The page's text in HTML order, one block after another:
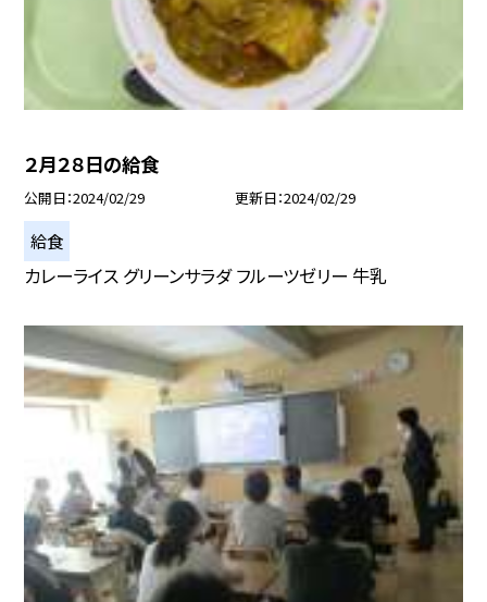
２月２８日の給食
公開日 2024/02/29 更新日 2024/02/29
給食
カレーライス グリーンサラダ フルーツゼリー 牛乳